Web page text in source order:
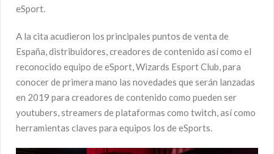
eSport.
A la cita acudieron los principales puntos de venta de
España, distribuidores, creadores de contenido así como el
reconocido equipo de eSport, Wizards Esport Club, para
conocer de primera mano las novedades que serán lanzadas
en 2019 para creadores de contenido como pueden ser
youtubers, streamers de plataformas como twitch, así como
herramientas claves para equipos los de eSports.